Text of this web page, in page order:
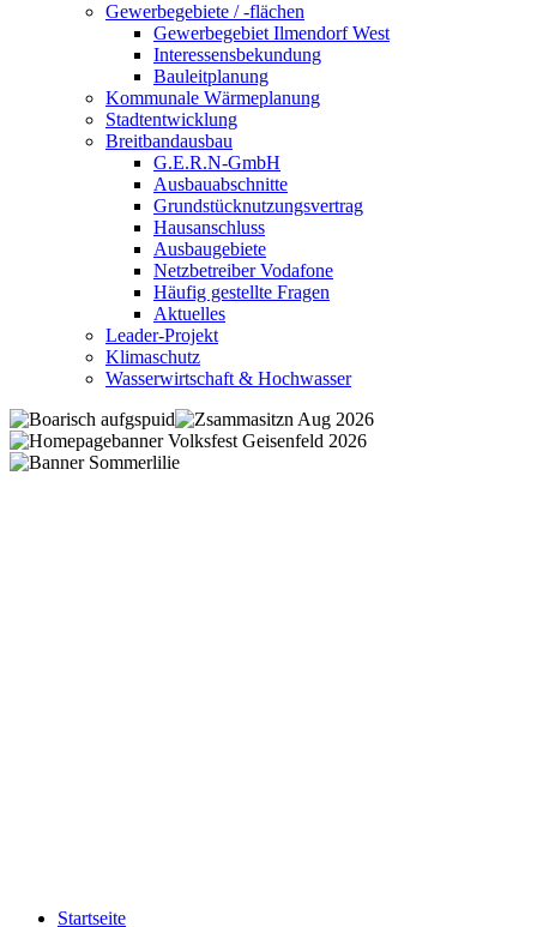
Gewerbegebiete / -flächen
Gewerbegebiet Ilmendorf West
Interessensbekundung
Bauleitplanung
Kommunale Wärmeplanung
Stadtentwicklung
Breitbandausbau
G.E.R.N-GmbH
Ausbauabschnitte
Grundstücknutzungsvertrag
Hausanschluss
Ausbaugebiete
Netzbetreiber Vodafone
Häufig gestellte Fragen
Aktuelles
Leader-Projekt
Klimaschutz
Wasserwirtschaft & Hochwasser
Startseite